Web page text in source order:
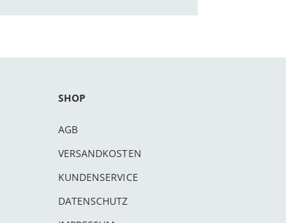
SHOP
AGB
VERSANDKOSTEN
KUNDENSERVICE
DATENSCHUTZ